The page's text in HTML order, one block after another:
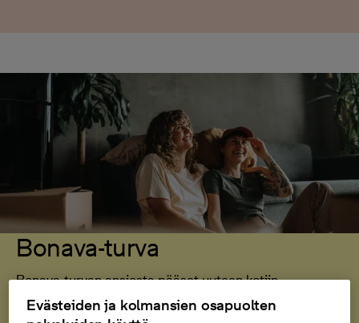
Bonava-turva
Bonava-turvan ansiosta pääset uuteen kotiin
huolettomin mielin jo ennen kuin nykyinen asuntosi on
myyty. Maksamme uuden kotisi vastikemaksut jopa
Evästeiden ja kolmansien osapuolten